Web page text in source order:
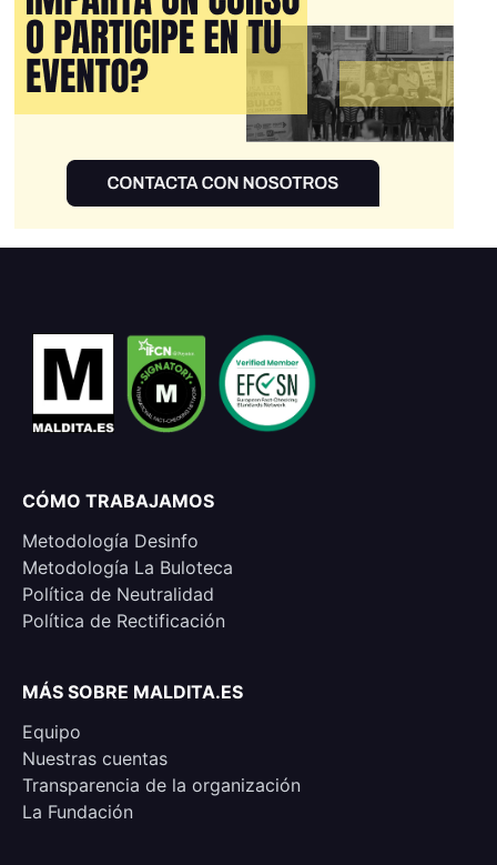
CÓMO TRABAJAMOS
Metodología Desinfo
Metodología La Buloteca
Política de Neutralidad
Política de Rectificación
MÁS SOBRE MALDITA.ES
Equipo
Nuestras cuentas
Transparencia de la organización
La Fundación